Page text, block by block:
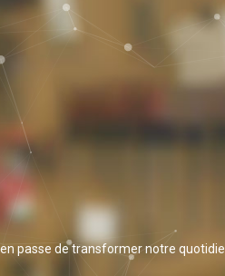
passe de transformer notre